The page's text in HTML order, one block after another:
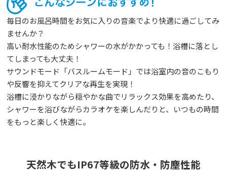
毎日のお風呂時間をお気に入りの音楽でより快適に過ごしてみ
ませんか？
高い耐水性能のためシャワーの水がかかっても！浴槽に落とし
てしまっても大丈夫！
サウンドモード「バスルームモード」では浴室内の音のこもり
や反響を抑えてクリアな再生を実現！
浴槽に浸かりながら穏やかな曲でリラックス効果を高めたり、
シャワーを浴びながらカラオケを楽しんだりと、いつもの時間
をもっと楽しく快適に。
天然木でもIP67等級の防水・防塵性能